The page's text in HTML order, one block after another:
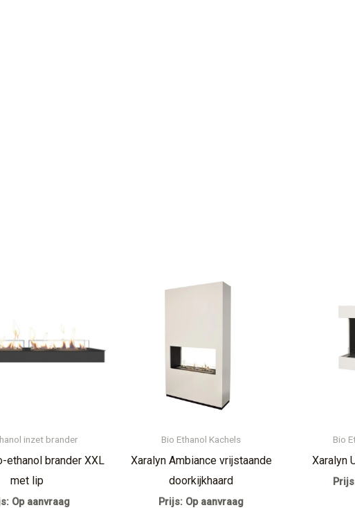
inzet brander
ethanol brander XXL
met lip
Op aanvraag
Bio Ethanol Kachels
Xaralyn Ambiance vrijstaande
doorkijkhaard
Prijs: Op aanvraag
Bio
Xaralyn